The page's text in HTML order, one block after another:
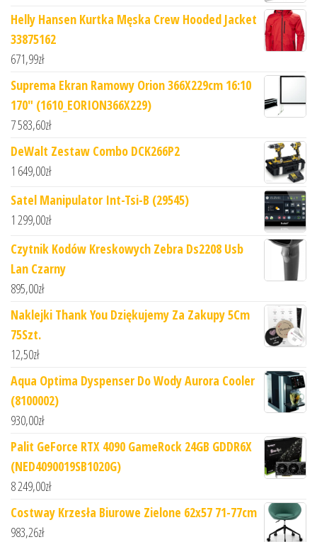
Helly Hansen Kurtka Męska Crew Hooded Jacket
33875162
671,99zł
Suprema Ekran Ramowy Orion 366X229cm 16:10
170" (1610_EORION366X229)
7 583,60zł
DeWalt Zestaw Combo DCK266P2
1 649,00zł
Satel Manipulator Int-Tsi-B (29545)
1 299,00zł
Czytnik Kodów Kreskowych Zebra Ds2208 Usb
Lan Czarny
895,00zł
Naklejki Thank You Dziękujemy Za Zakupy 5Cm
75Szt.
12,50zł
Aqua Optima Dyspenser Do Wody Aurora Cooler
(8100002)
930,00zł
Palit GeForce RTX 4090 GameRock 24GB GDDR6X
(NED4090019SB1020G)
8 249,00zł
Costway Krzesła Biurowe Zielone 62x57 71-77cm
983,26zł